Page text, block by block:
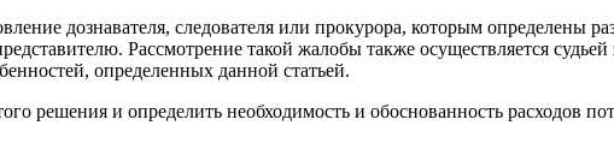
дознавателя, следователя или прокурора, которым определены
Рассмотрение такой жалобы также осуществляется
определенных данной статьей.
решения и определить необходимость и обоснованность расходов